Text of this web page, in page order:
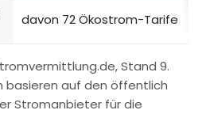
davon 72 Ökostrom-Tarife
Stand 9.
basieren auf den öffentlich
Stromanbieter für die